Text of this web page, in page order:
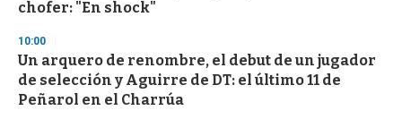
3
s
e
c
o
n
chofer: "En shock"
10:00
Un arquero de renombre, el debut de un jugador
de selección y Aguirre de DT: el último 11 de
Peñarol en el Charrúa